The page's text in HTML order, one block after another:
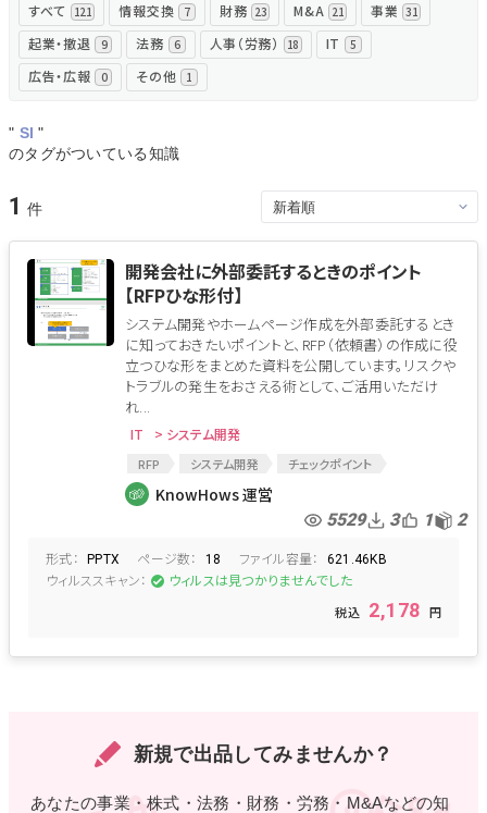
すべて 121 情報交換 7 財務 23 M&A 21 事業 31
起業・撤退 9 法務 6 人事（労務） 18 IT 5
広告・広報 0 その他 1
" SI "
のタグがついている知識
1
開発会社に外部委託するときのポイント
【RFPひな形付】
システム開発やホームページ作成を外部委託するとき
に知っておきたいポイントと、RFP（依頼書）の作成に役
立つひな形をまとめた資料を公開しています。リスクや
トラブルの発生をおさえる術として、ご活用いただけ
れ...
IT > システム開発
RFP システム開発
チェックポイント
チェックリスト
開発
受託開発
プログラム開発
ソフトウェア開発委託
プログラム開発委託
ソフトウェア開発請負
プログラム開発請負
開発要件定義
外部委託
コンペ オリエン コンペ資料
KnowHows 運営
5529 3 1 2
形式： PPTX ページ数： 18 ファイル容量： 621.46KB
ウィルススキャン： ウィルスは見つかりませんでした
2,178
新規で出品してみませんか？
あなたの事業・株式・法務・財務・労務・M&Aなどの知